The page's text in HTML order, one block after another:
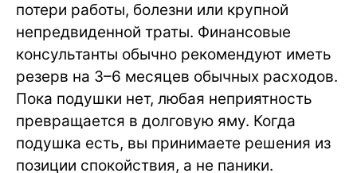
потери работы, болезни или крупной
непредвиденной траты. Финансовые
консультанты обычно рекомендуют иметь
резерв на 3–6 месяцев обычных расходов.
Пока подушки нет, любая неприятность
превращается в долговую яму. Когда
подушка есть, вы принимаете решения из
позиции спокойствия, а не паники.